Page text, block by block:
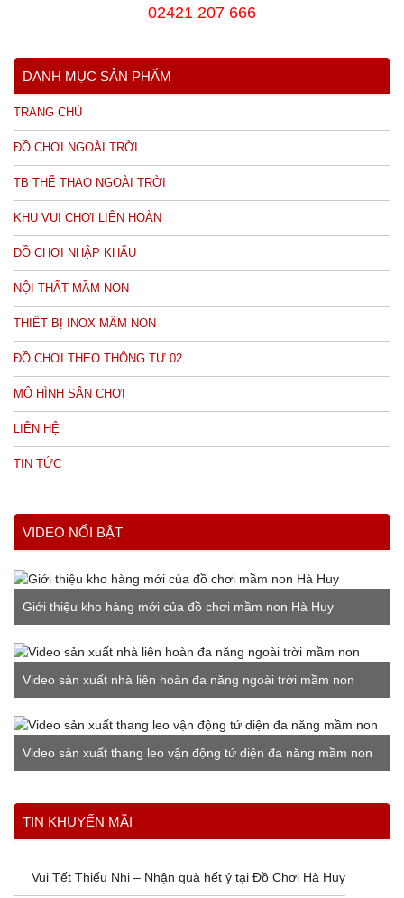
02421 207 666
DANH MỤC SẢN PHẨM
TRANG CHỦ
ĐỒ CHƠI NGOÀI TRỜI
TB THỂ THAO NGOÀI TRỜI
KHU VUI CHƠI LIÊN HOÀN
ĐỒ CHƠI NHẬP KHẨU
NỘI THẤT MẦM NON
THIẾT BỊ INOX MẦM NON
ĐỒ CHƠI THEO THÔNG TƯ 02
MÔ HÌNH SÂN CHƠI
LIÊN HỆ
TIN TỨC
VIDEO NỔI BẬT
Giới thiệu kho hàng mới của đồ chơi mầm non Hà Huy
Video sản xuất nhà liên hoàn đa năng ngoài trời mầm non
Video sản xuất thang leo vận động tứ diện đa năng mầm non
Xem thêm
TIN KHUYẾN MÃI
Vui Tết Thiếu Nhi – Nhận quà hết ý tại Đồ Chơi Hà Huy